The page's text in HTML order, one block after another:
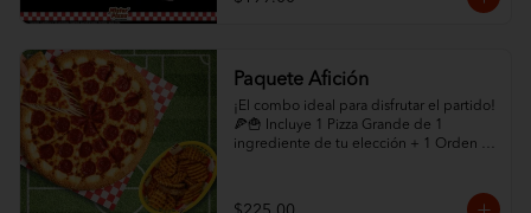
Refresco de 1.5L por solo +$60. ¡El
combo perfecto para el partido
directamente a tu puerta! 🛵🔥
Paquete Afición
¡El combo ideal para disfrutar el partido!
🍕🍟 Incluye 1 Pizza Grande de 1
ingrediente de tu elección + 1 Orden
✨ ¡MEJORA TU PAQUETE! ✨ Selecciona